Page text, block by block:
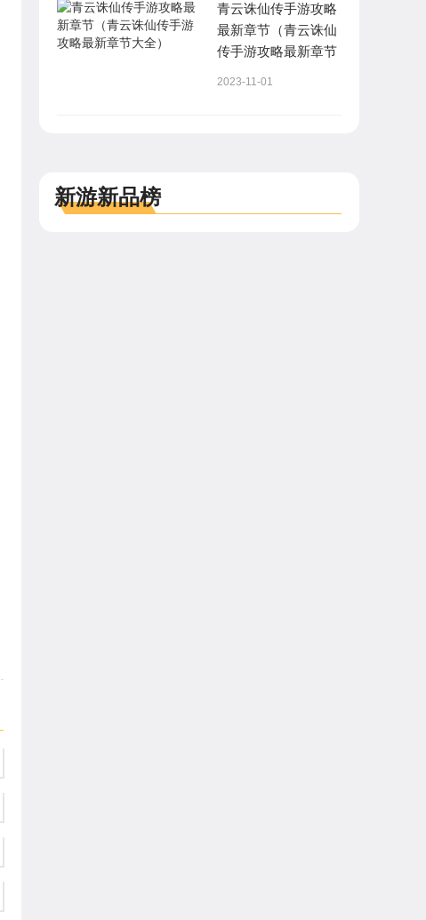
青云诛仙传手游攻略
最新章节（青云诛仙
传手游攻略最新章节
2023-11-01
新游新品榜